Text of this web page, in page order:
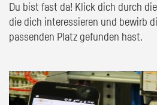
Du bist fast da! Klick dich durch
die dich interessieren und bewirb
passenden Platz gefunden hast.